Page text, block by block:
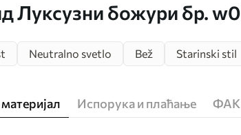
Луксузни божури бр.
Neutralno svetlo Bež Starinski stil
Испорука и плаћање ФАК